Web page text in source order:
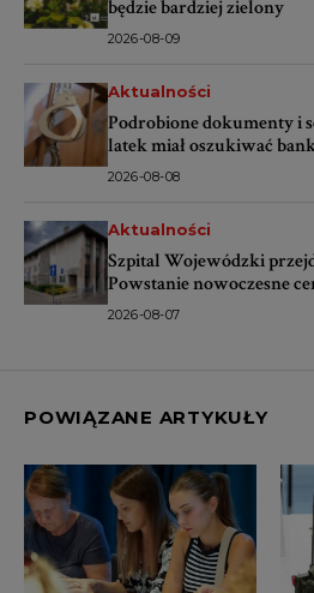
będzie bardziej zielony
2026-08-09
Aktualności
Podrobione dokumenty i
latek miał oszukiwać
2026-08-08
Aktualności
Szpital Wojewódzki
Powstanie nowoczesne
2026-08-07
POWIĄZANE ARTYKUŁY